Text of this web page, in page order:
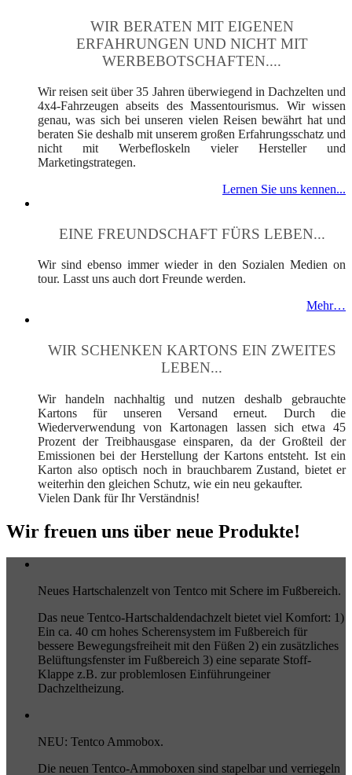
WIR BERATEN MIT EIGENEN
ERFAHRUNGEN UND NICHT MIT
WERBEBOTSCHAFTEN....
Wir reisen seit über 35 Jahren überwiegend in Dachzelten und
4x4-Fahrzeugen abseits des Massentourismus. Wir wissen
genau, was sich bei unseren vielen Reisen bewährt hat und
beraten Sie deshalb mit unserem großen Erfahrungsschatz und
nicht mit Werbefloskeln vieler Hersteller und
Marketingstrategen.
Lernen Sie uns kennen...
EINE FREUNDSCHAFT FÜRS LEBEN...
Wir sind ebenso immer wieder in den Sozialen Medien on
tour. Lasst uns auch dort Freunde werden.
Mehr…
WIR SCHENKEN KARTONS EIN ZWEITES
LEBEN...
Wir handeln nachhaltig und nutzen deshalb gebrauchte
Kartons für unseren Versand erneut. Durch die
Wiederverwendung von Kartonagen lassen sich etwa 45
Prozent der Treibhausgase einsparen, da der Großteil der
Emissionen bei der Herstellung der Kartons entsteht. Ist ein
Karton also optisch noch in brauchbarem Zustand, bietet er
weiterhin den gleichen Schutz, wie ein neu gekaufter.
Vielen Dank für Ihr Verständnis!
Wir freuen uns über neue Produkte!
Neues Hartschalenzelt von Tentco mit Schere im Fußbereich.
Das neue Tentco-Hartschaldendachzelt bietet viel Komfort: 1)
Ein ca. 40 cm hohes Scherensystem im Fußbereich für
bessere Bewegungsfreiheit mit den Füßen 2) ein zusätzliches
Belüftungsfenster im Fußbereich 3) eine separate Stoff-
Klappe z.B. zur problemlosen Einführungeiner
Dachzeltheizung.
NEU: Tentco Ammobox.
Die neuen Tentco-Ammoboxen sind stapelbar und verriegeln